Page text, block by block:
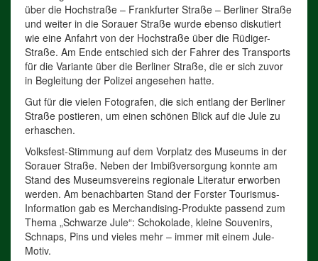
über die Hochstraße – Frankfurter Straße – Berliner Straße
und weiter in die Sorauer Straße wurde ebenso diskutiert
wie eine Anfahrt von der Hochstraße über die Rüdiger-
Straße. Am Ende entschied sich der Fahrer des Transports
für die Variante über die Berliner Straße, die er sich zuvor
in Begleitung der Polizei angesehen hatte.
Gut für die vielen Fotografen, die sich entlang der Berliner
Straße postieren, um einen schönen Blick auf die Jule zu
erhaschen.
Volksfest-Stimmung auf dem Vorplatz des Museums in der
Sorauer Straße. Neben der Imbißversorgung konnte am
Stand des Museumsvereins regionale Literatur erworben
werden. Am benachbarten Stand der Forster Tourismus-
Information gab es Merchandising-Produkte passend zum
Thema „Schwarze Jule“: Schokolade, kleine Souvenirs,
Schnaps, Pins und vieles mehr – immer mit einem Jule-
Motiv.